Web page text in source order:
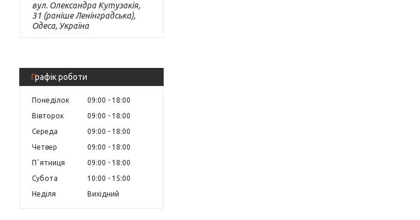
вул. Олександра Кутузакія,
31 (раніше Ленінградська),
Одеса, Україна
Графік роботи
Понеділок 09:00
18:00
Вівторок
09:00
18:00
Середа
09:00
18:00
Четвер
09:00
18:00
Пʼятниця
09:00
18:00
Субота
10:00
15:00
Неділя
Вихідний